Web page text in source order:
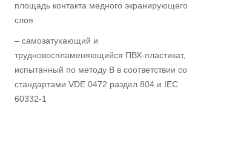
площадь контакта медного экранирующего
слоя
– самозатухающий и
трудновоспламеняющийся ПВХ-пластикат,
испытанный по методу В в соответствии со
стандартами VDE 0472 раздел 804 и IEC
60332-1